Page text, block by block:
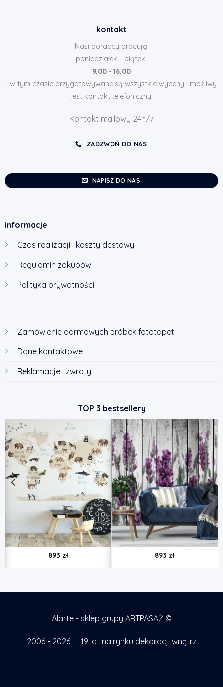
kontakt
Nasi doradcy pracują:
poniedziałek - piątek
9.00 - 16.00
i w tym czasie przygotowywane są wszystkie wyceny i możliwy
jest kontakt telefoniczny.
Kontakt mailowy 24h/7
ZADZWOŃ DO NAS
NAPISZ DO NAS
informacje
Czas realizacji i koszty dostawy
Regulamin zakupów
Polityka prywatności
Zamówienie darmowych próbek fototapet
Dane kontaktowe
Reklamacje i zwroty
TOP 3 bestsellery
893 zł 893 zł
Alarte - sklep grupy ARTPASAŻ ©
2006 - 2026 — 19 lat na rynku dekoracji wnętrz